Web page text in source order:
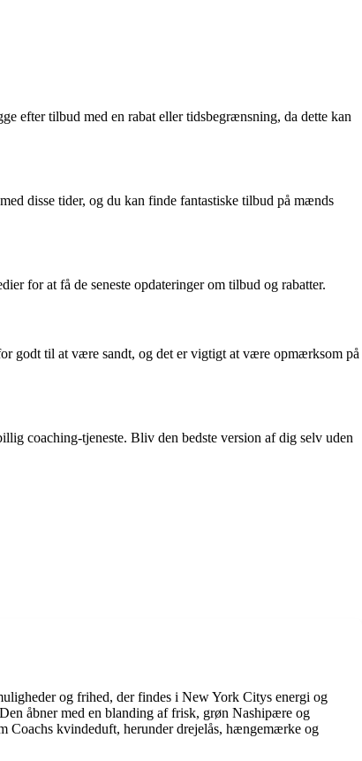
efter tilbud med en rabat eller tidsbegrænsning, da dette kan
disse tider, og du kan finde fantastiske tilbud på mænds
for at få de seneste opdateringer om tilbud og rabatter.
godt til at være sandt, og det er vigtigt at være opmærksom på
coaching-tjeneste. Bliv den bedste version af dig selv uden
og frihed, der findes i New York Citys energi og
åbner med en blanding af frisk, grøn Nashipære og
Coachs kvindeduft, herunder drejelås, hængemærke og